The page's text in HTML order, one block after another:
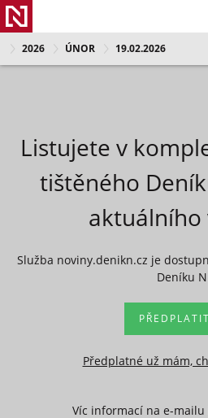
2026 ÚNOR 19.02.2026
Listujete v
tištěného
aktuálního
Služba noviny.denikn.cz je
Deníku N
Předplatné už mám,
Víc informací na e-mailu